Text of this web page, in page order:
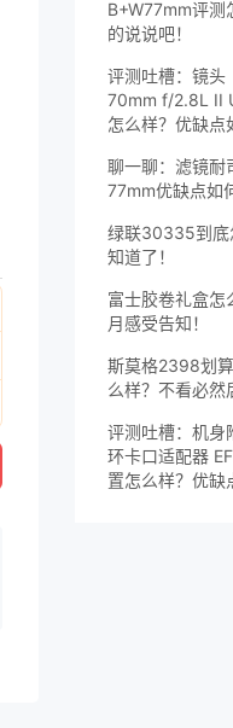
B+W77mm评测
的说说吧！
评测吐槽：镜头
70mm f/2.8L II
怎么样？优缺点
聊一聊：滤镜耐
77mm优缺点如
绿联30335到底
知道了！
富士胶卷礼盒怎
月感受告知！
斯莫格2398划
么样？不看必然
评测吐槽：机身
环卡口适配器
置怎么样？优缺